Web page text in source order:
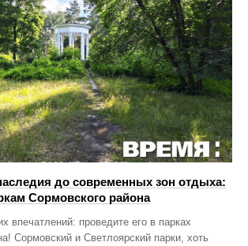
до современных зон отдыха:
Сормовского района
впечатлений: проведите его в парках
Сормовский и Светлоярский парки, хоть